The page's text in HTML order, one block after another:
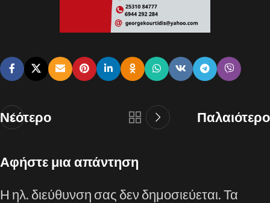
Νεότερο Παλαιότερο
Αφήστε μια απάντηση
Η ηλ. διεύθυνση σας δεν δημοσιεύεται.Τα